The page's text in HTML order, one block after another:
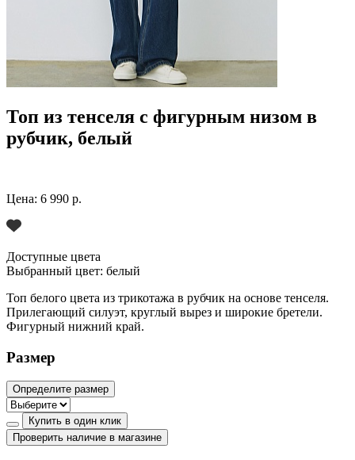
Топ из тенселя с фигурным низом в
рубчик, белый
Цена: 6 990 р.
Доступные цвета
Выбранный цвет: белый
Топ белого цвета из трикотажа в рубчик на основе тенселя.
Прилегающий силуэт, круглый вырез и широкие бретели.
Фигурный нижний край.
Размер
Определите размер
Купить в один клик
Проверить наличие в магазине